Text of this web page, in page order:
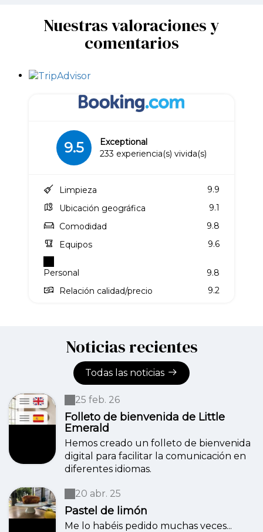
Nuestras valoraciones y
comentarios
9.5
Exceptional
233 experiencia(s) vivida(s)
Limpieza
9.9
Ubicación geográfica
9.1
Comodidad
9.8
Equipos
9.6
Personal
9.8
Relación calidad/precio
9.2
Noticias recientes
Todas las noticias
25 feb. 26
Folleto de bienvenida de Little
Emerald
Hemos creado un folleto de bienvenida
digital para facilitar la comunicación en
diferentes idiomas.
20 abr. 25
Pastel de limón
Me lo habéis pedido muchas veces...